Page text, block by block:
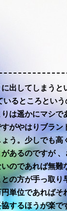
出してしまう
るところとい
は遥かにマシ
がやはりブラ
う。少しでも
あるのですが
のであれば無難
の方が手っ取
単位であれば
するほうが楽で